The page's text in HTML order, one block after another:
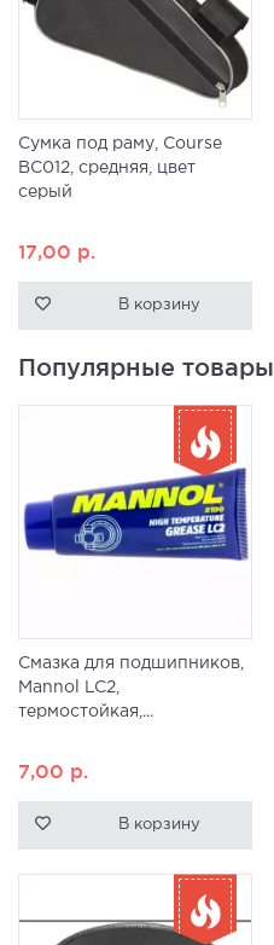
Сумка под раму, Course
ВС012, средняя, цвет
серый
17,00 р.
В корзину
Популярные товары
Смазка для подшипников,
Mannol LC2,
термостойкая,...
7,00 р.
В корзину